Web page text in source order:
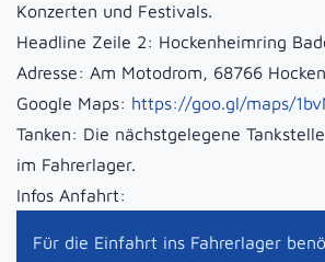
Konzerten und Festivals.
Headline Zeile 2: Hockenheimring
Adresse: Am Motodrom, 68766
Google Maps: https://goo.gl/maps/
Tanken: Die nächstgelegene
im Fahrerlager.
Infos Anfahrt:
Für die Einfahrt ins Fahrerlager